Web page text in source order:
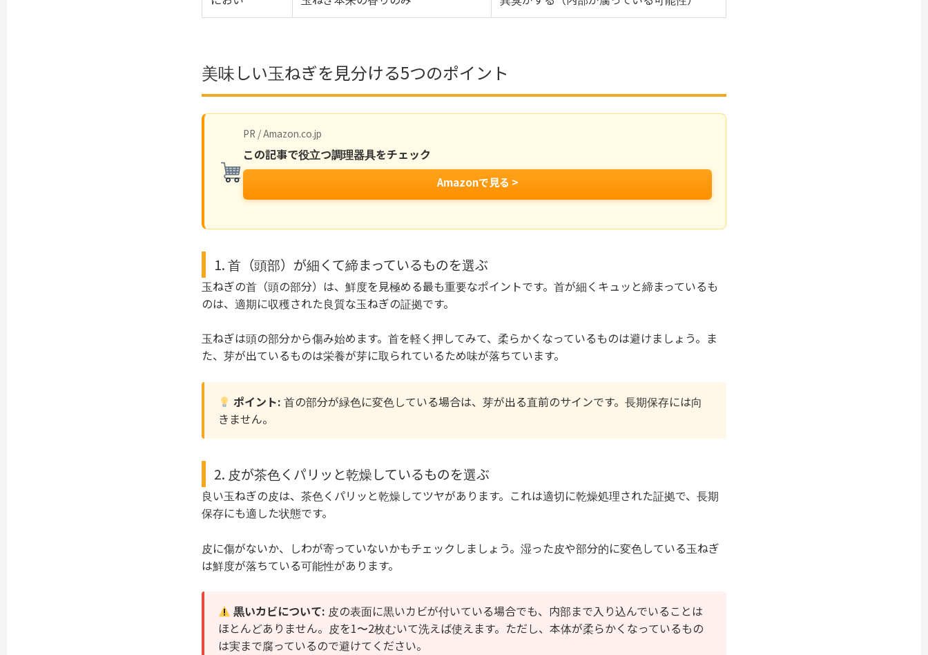
美味しい玉ねぎを見分ける5つのポイント
PR / Amazon.co.jp
この記事で役立つ調理器具をチェック
Amazonで見る >
1. 首（頭部）が細くて締まっているものを選ぶ
玉ねぎの首（頭の部分）は、鮮度を見極める最も重要なポイントです。首が細くキュッと締まっているも
のは、適期に収穫された良質な玉ねぎの証拠です。
玉ねぎは頭の部分から傷み始めます。首を軽く押してみて、柔らかくなっているものは避けましょう。ま
た、芽が出ているものは栄養が芽に取られているため味が落ちています。
ポイント: 首の部分が緑色に変色している場合は、芽が出る直前のサインです。長期保存には向
きません。
2. 皮が茶色くパリッと乾燥しているものを選ぶ
良い玉ねぎの皮は、茶色くパリッと乾燥してツヤがあります。これは適切に乾燥処理された証拠で、長期
保存にも適した状態です。
皮に傷がないか、しわが寄っていないかもチェックしましょう。湿った皮や部分的に変色している玉ねぎ
は鮮度が落ちている可能性があります。
黒いカビについて: 皮の表面に黒いカビが付いている場合でも、内部まで入り込んでいることは
ほとんどありません。皮を1〜2枚むいて洗えば使えます。ただし、本体が柔らかくなっているもの
は実まで腐っているので避けてください。